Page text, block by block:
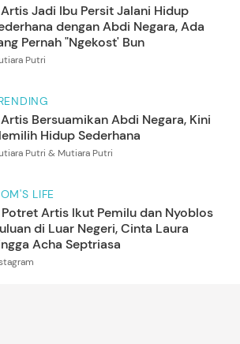
Jadi Ibu Persit Jalani Hidup
dengan Abdi Negara, Ada
Pernah "Ngekost' Bun
Putri
Bersuamikan Abdi Negara, Kini
Hidup Sederhana
Putri & Mutiara Putri
LIFE
Artis Ikut Pemilu dan Nyoblos
di Luar Negeri, Cinta Laura
Acha Septriasa